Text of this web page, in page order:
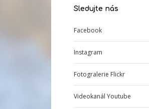
Sledujte nás
Facebook
Instagram
Fotogralerie Flickr
Videokanál Youtube